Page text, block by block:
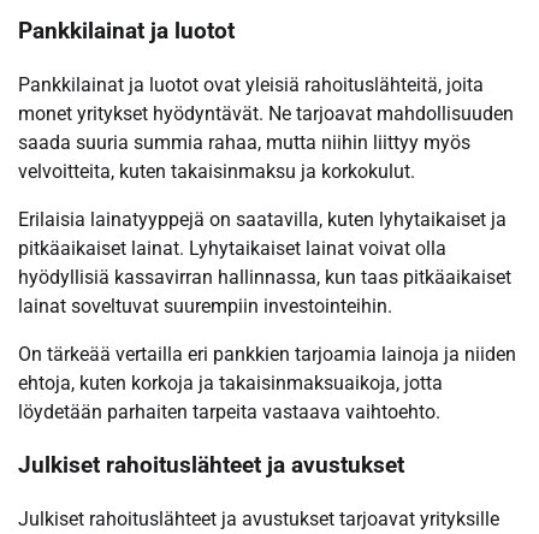
Pankkilainat ja luotot
Pankkilainat ja luotot ovat yleisiä rahoituslähteitä, joita
monet yritykset hyödyntävät. Ne tarjoavat mahdollisuuden
saada suuria summia rahaa, mutta niihin liittyy myös
velvoitteita, kuten takaisinmaksu ja korkokulut.
Erilaisia lainatyyppejä on saatavilla, kuten lyhytaikaiset ja
pitkäaikaiset lainat. Lyhytaikaiset lainat voivat olla
hyödyllisiä kassavirran hallinnassa, kun taas pitkäaikaiset
lainat soveltuvat suurempiin investointeihin.
On tärkeää vertailla eri pankkien tarjoamia lainoja ja niiden
ehtoja, kuten korkoja ja takaisinmaksuaikoja, jotta
löydetään parhaiten tarpeita vastaava vaihtoehto.
Julkiset rahoituslähteet ja avustukset
Julkiset rahoituslähteet ja avustukset tarjoavat yrityksille